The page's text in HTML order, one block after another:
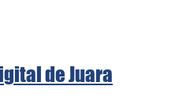
de Juara